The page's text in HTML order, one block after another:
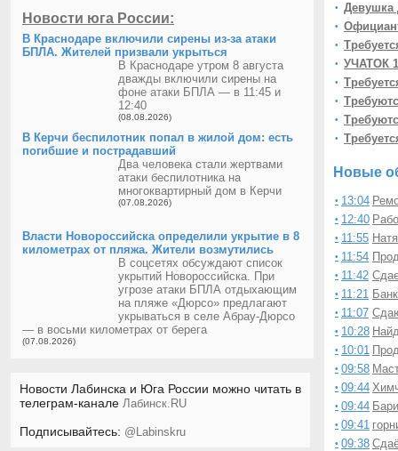
Новости юга России:
В Краснодаре включили сирены из-за атаки
БПЛА. Жителей призвали укрыться
В Краснодаре утром 8 августа
дважды включили сирены на
фоне атаки БПЛА — в 11:45 и
12:40
(08.08.2026)
В Керчи беспилотник попал в жилой дом: есть
погибшие и пострадавший
Два человека стали жертвами
атаки беспилотника на
многоквартирный дом в Керчи
(07.08.2026)
Власти Новороссийска определили укрытие в 8
километрах от пляжа. Жители возмутились
В соцсетях обсуждают список
укрытий Новороссийска. При
угрозе атаки БПЛА отдыхающим
на пляже «Дюрсо» предлагают
укрываться в селе Абрау-Дюрсо
— в восьми километрах от берега
(07.08.2026)
Новости Лабинска и Юга России можно читать в
телеграм-канале Лабинск.RU
Подписывайтесь: @Labinskru
• Девушка
•
•
• УЧАТОК
•
•
•
•
• главный
кассир-
Отсев,
Окна и
Няня
Сдается
Куплю
Повар...
Новые
• 13:04
• 12:40
• 11:55
• 11:54
• 11:42
• 11:21
• 11:07
• 10:28
• 10:01
• 09:58
• 09:44
• 09:44
• 09:41
• 09:38